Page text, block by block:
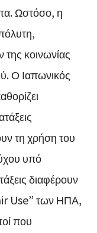
Ωστόσο, η
κοινωνίας
Ο Ιαπωνικός
τη χρήση του
υπό
διαφέρουν
Use” των ΗΠΑ,
που